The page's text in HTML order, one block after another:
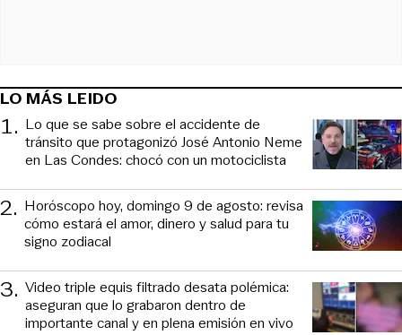
LO MÁS LEIDO
1. Lo que se sabe sobre el accidente de
tránsito que protagonizó José Antonio Neme
en Las Condes: chocó con un motociclista
2. Horóscopo hoy, domingo 9 de agosto: revisa
cómo estará el amor, dinero y salud para tu
signo zodiacal
3. Video triple equis filtrado desata polémica:
aseguran que lo grabaron dentro de
importante canal y en plena emisión en vivo